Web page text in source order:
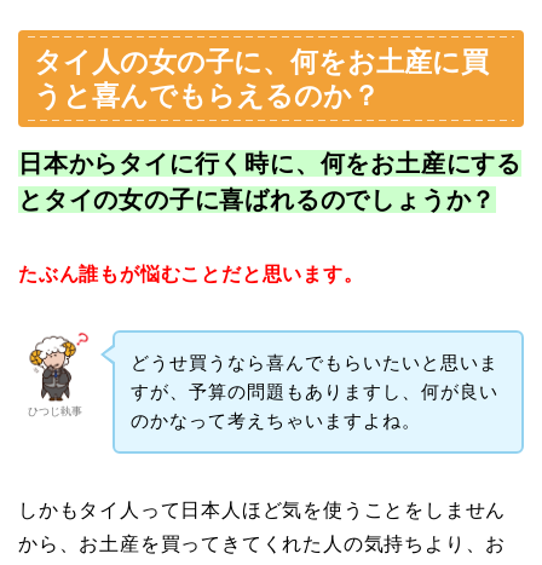
タイ人の女の子に、何をお土産に買
うと喜んでもらえるのか？
日本からタイに行く時に、何をお土産にする
とタイの女の子に喜ばれるのでしょうか？
たぶん誰もが悩むことだと思います。
ひつじ執事
どうせ買うなら喜んでもらいたいと思いま
すが、予算の問題もありますし、何が良い
のかなって考えちゃいますよね。
しかもタイ人って日本人ほど気を使うことをしません
から、お土産を買ってきてくれた人の気持ちより、お